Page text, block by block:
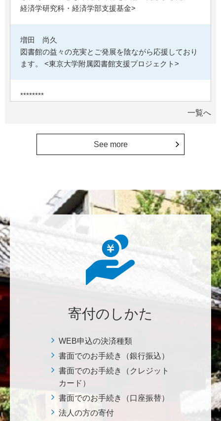
経済学研究科・経済学部支援基金>
増田 尚久
図書館の益々の充実とご発展を陰ながら応援しており
ます。 <東京大学附属図書館支援プロジェクト>
********
植物は、実は植物同士全世界の植物で繋がっている。
植物が未来に繋がっている。 地球や室内の空気清浄、
る。 植物、素晴らしい。 世界の学会でも、子供たち
にも、植物の素晴らしさ、凄さを伝えていってほし
美味しいお寿司、刺身、美味しい魚、美味しい日本
も未来永劫 美味しいお寿司、刺身、日本米を子供た
ち、孫たち、子々孫々へ <国際水産研究教育基金>
す。募金することにより、私自身も参加しているよう
プロジェクト>
株式会社Ｌｅｇａｌｓｃａｐｅ
当社は、IS・CSで学んだ知見を法領域に応用するとこ
ろから始まりました。この社会でますますコンピュー
タ科学の力が発揮されるよう祈念して、支援いたしま
す。 <コンピュータサイエンス教育支援基金>
一覧へ
See more
寄付のしかた
WEB申込の決済種類
書面でのお手続き（銀行振込）
書面でのお手続き（クレジット
カード）
書面でのお手続き（口座振替）
法人の方の寄付